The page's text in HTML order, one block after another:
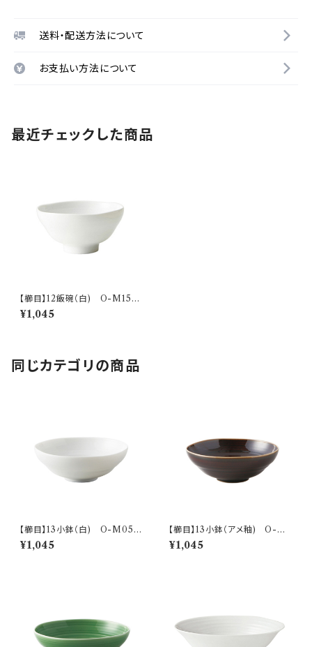
送料・配送方法について
お支払い方法について
最近チェックした商品
【櫛目】12飯碗（白) O-M1550
1
¥1,045
同じカテゴリの商品
【櫛目】13小鉢（白) O-M056
01
¥1,045
【櫛目】13小鉢（アメ釉) O-M
05602
¥1,045